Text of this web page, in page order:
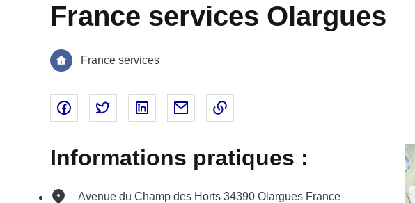
France services Olargues
France services
Partager sur Facebook - nouvelle fenêtre
Partager sur Twitter - nouvelle fenêtre
Partager sur Linked In - nouvelle fenêtre
Partager par email - nouvelle fenêtre
Informations pratiques :
Avenue du Champ des Horts 34390 Olargues France